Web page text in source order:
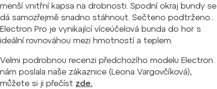
menší vnitřní kapsa na drobnosti. Spodní okraj bundy se
dá samozřejmě snadno stáhnout. Sečteno podtrženo...
Electron Pro je vynikající víceúčelová bunda do hor s
ideální rovnováhou mezi hmotností a teplem.
Velmi podrobnou recenzi předchozího modelu Electron
nám poslala naše zákaznice (Leona Vargovčíková),
můžete si ji přečíst zde.